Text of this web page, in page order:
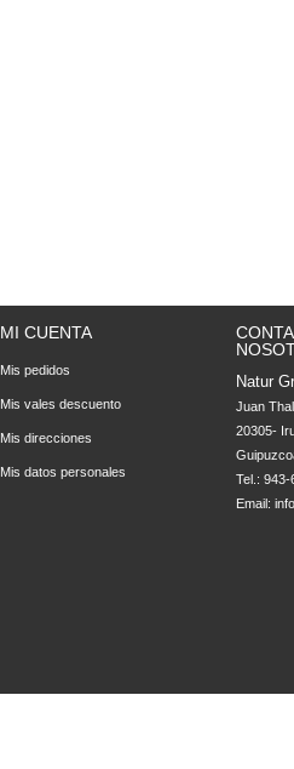
MI CUENTA
Mis pedidos
Mis vales descuento
Mis direcciones
Mis datos personales
Natur
Juan
20305-
Tel.: 943-
Email: